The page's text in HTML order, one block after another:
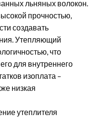
льняных волокон.
прочностью,
создавать
Утепляющий
что
для внутреннего
изоплата –
низкая
утеплителя